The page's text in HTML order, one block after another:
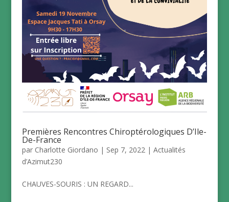
Premières Rencontres Chiroptérologiques D’Ile-
De-France
par Charlotte Giordano | Sep 7, 2022 | Actualités
d’Azimut230
CHAUVES-SOURIS : UN REGARD...